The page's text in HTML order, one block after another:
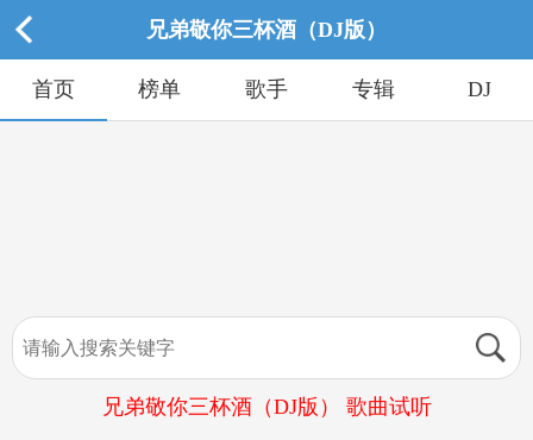
兄弟敬你三杯酒（DJ版）
首页 榜单 歌手 专辑 DJ
兄弟敬你三杯酒（DJ版） 歌曲试听